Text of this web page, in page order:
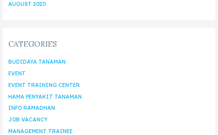
AUGUST 2020
CATEGORIES
BUDIDAYA TANAMAN
EVENT
EVENT TRAINING CENTER
HAMA PENYAKIT TANAMAN
INFO RAMADHAN
JOB VACANCY
MANAGEMENT TRAINEE